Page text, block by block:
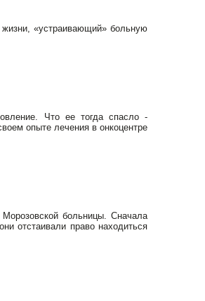
жизни, «устраивающий» больную
Что ее тогда спасло -
опыте лечения в онкоцентре
больницы. Сначала
отстаивали право находиться